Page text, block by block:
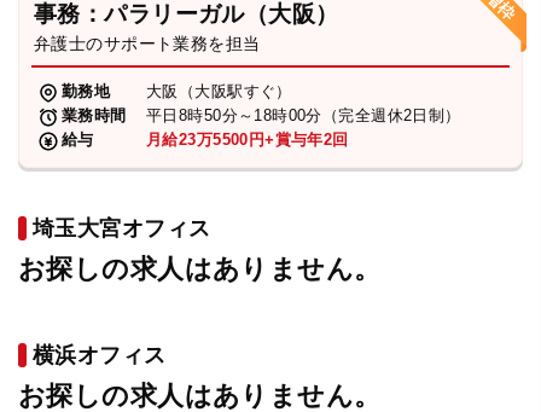
事務：パラリーガル（大阪）
弁護士のサポート業務を担当
勤務地
大阪（大阪駅すぐ）
業務時間
平日8時50分～18時00分（完全週休2日制）
給与
月給23万5500円+賞与年2回
埼玉大宮オフィス
お探しの求人はありません。
横浜オフィス
お探しの求人はありません。